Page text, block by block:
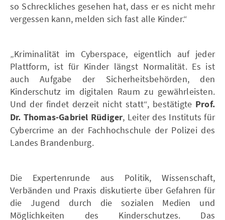
so Schreckliches gesehen hat, dass er es nicht mehr
vergessen kann, melden sich fast alle Kinder.“
„Kriminalität im Cyberspace, eigentlich auf jeder
Plattform, ist für Kinder längst Normalität. Es ist
auch Aufgabe der Sicherheitsbehörden, den
Kinderschutz im digitalen Raum zu gewährleisten.
Und der findet derzeit nicht statt“, bestätigte Prof.
Dr. Thomas-Gabriel Rüdiger, Leiter des Instituts für
Cybercrime an der Fachhochschule der Polizei des
Landes Brandenburg.
Die Expertenrunde aus Politik, Wissenschaft,
Verbänden und Praxis diskutierte über Gefahren für
die Jugend durch die sozialen Medien und
Möglichkeiten des Kinderschutzes. Das